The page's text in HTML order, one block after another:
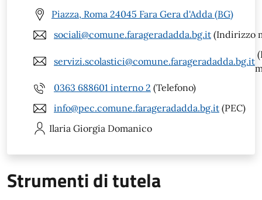
Piazza, Roma 24045 Fara Gera d'Adda (BG)
sociali@comune.farageradadda.bg.it (Indirizzo
servizi.scolastici@comune.farageradadda.bg.it
0363 688601 interno 2 (Telefono)
info@pec.comune.farageradadda.bg.it (PEC)
Ilaria Giorgia Domanico
Strumenti di tutela